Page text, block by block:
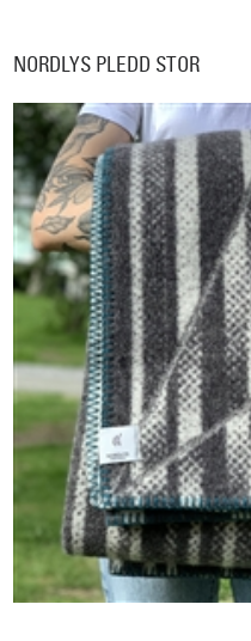
NORDLYS PLEDD STOR